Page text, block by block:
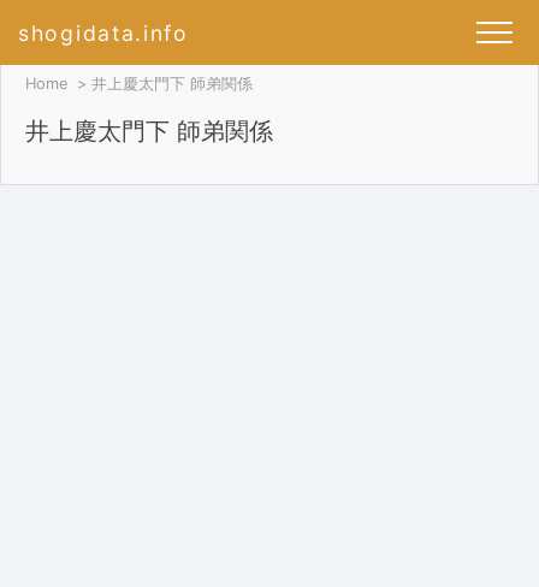
shogidata.info
Home 井上慶太門下 師弟関係
井上慶太門下 師弟関係